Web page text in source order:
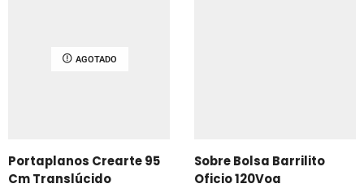
AGOTADO
Portaplanos Crearte 95
Cm Translúcido
Sobre Bolsa Barrilito
Oficio 120Voa